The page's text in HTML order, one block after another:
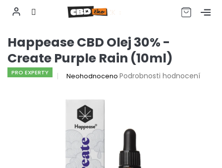
obsah
CZK
Happease CBD Olej 30% -
Create Purple Rain (10ml)
PRO EXPERTY
Průměrné
5
hvězdiček.
Neohodnoceno Podrobnosti hodnocení